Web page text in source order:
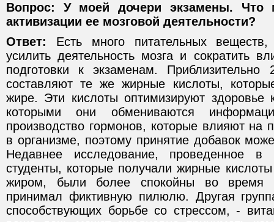
Вопрос: У моей дочери экзамены. Что
активизации ее мозговой деятельности?
Ответ: Есть много питательных
усилить деятельность мозга и сократить
подготовки к экзаменам. Приблизительно
составляют те же жирные кислоты,
жире. Эти кислоты оптимизируют здоровье
которыми они обмениваются
производство гормонов, которые влияют на
в организме, поэтому принятие добавок
Недавнее исследование, проведенное в
студенты, которые получали жирные
жиром, были более спокойны во время
принимал фиктивную пилюлю. Другая
способствующих борьбе со стрессом, -